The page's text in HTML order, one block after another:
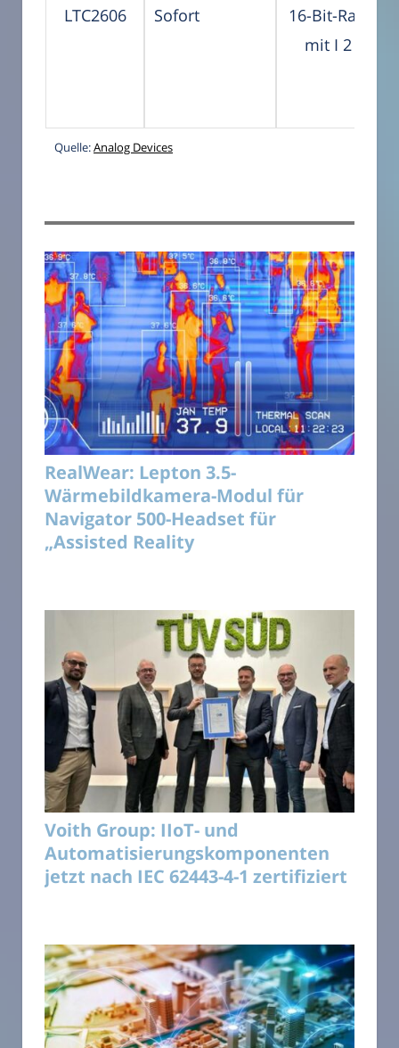
LTC2606 Sofort
16-Bit-Rail-to-
mit I 2 C-
Quelle:Analog Devices
RealWear: Lepton 3.5-
Wärmebildkamera-Modul für
Navigator 500-Headset für
„Assisted Reality
Voith Group: IIoT- und
Automatisierungskomponenten
jetzt nach IEC 62443-4-1 zertifiziert